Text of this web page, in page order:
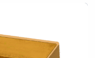
時氣候轉暖，又有較
播種，因此這個節